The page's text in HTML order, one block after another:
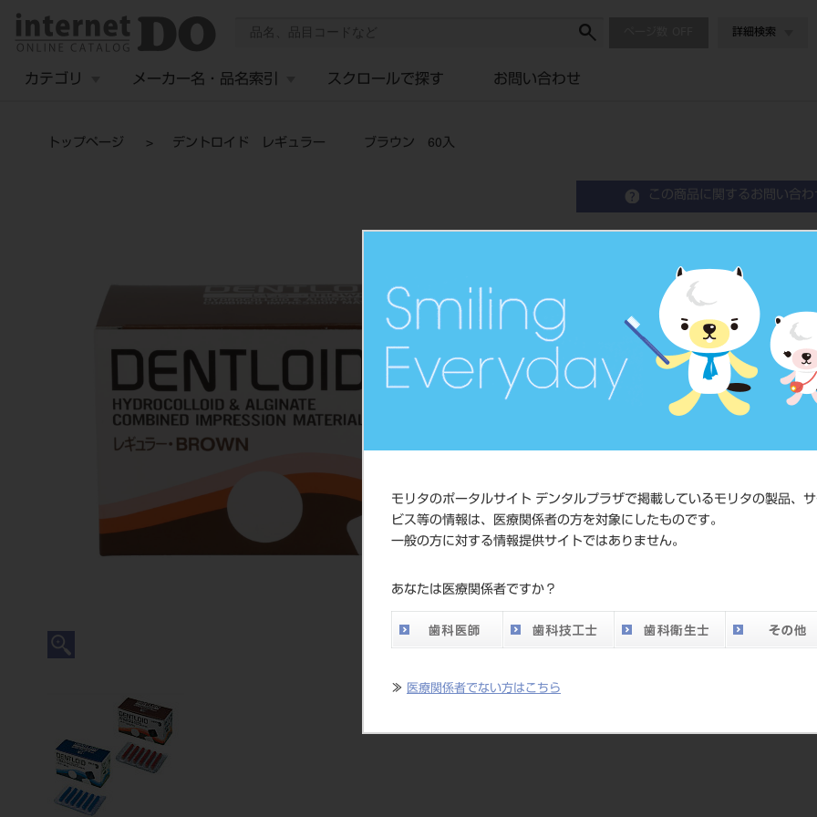
モリタのポータルサイト デンタルプラザで掲載しているモリタの製品、
ビス等の情報は、医療関係者の方を対象にしたものです。
一般の方に対する情報提供サイトではありません。
あなたは医療関係者ですか？
≫ 医療関係者でない方はこちら
詳細検索
カテゴリ メーカー名・品名索引 スクロールで探す お問い合わせ
トップページ デントロイド レギュラー ブラウン 60入
この商品に関するお問い合わ
Alginate Hydrocolloid Impression
ハイドロコロイド・アルジネー
連合印象用寒天印象材
品目コード
標準価格
ネット
DO vol.26 掲載ペー
ジ